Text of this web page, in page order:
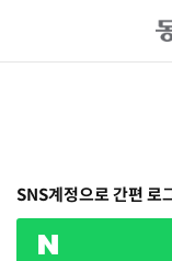
SNS계정으로 간편 로